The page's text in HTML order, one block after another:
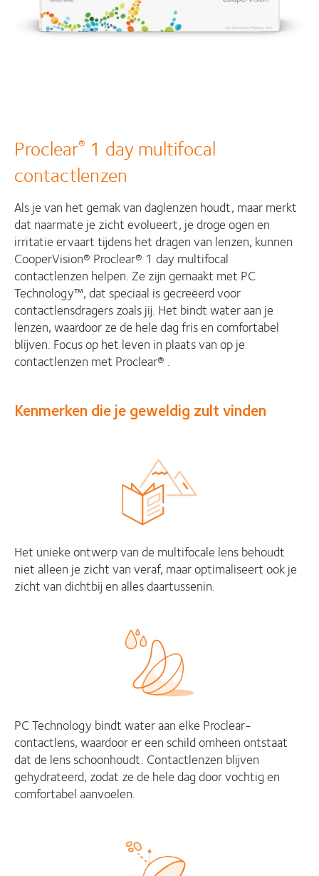
Proclear® 1 day multifocal
contactlenzen
Als je van het gemak van daglenzen houdt, maar merkt
dat naarmate je zicht evolueert, je droge ogen en
irritatie ervaart tijdens het dragen van lenzen, kunnen
CooperVision® Proclear® 1 day multifocal
contactlenzen helpen. Ze zijn gemaakt met PC
Technology™, dat speciaal is gecreëerd voor
contactlensdragers zoals jij. Het bindt water aan je
lenzen, waardoor ze de hele dag fris en comfortabel
blijven. Focus op het leven in plaats van op je
contactlenzen met Proclear® .
Kenmerken die je geweldig zult vinden
Het unieke ontwerp van de multifocale lens behoudt
niet alleen je zicht van veraf, maar optimaliseert ook je
zicht van dichtbij en alles daartussenin.
PC Technology bindt water aan elke Proclear-
contactlens, waardoor er een schild omheen ontstaat
dat de lens schoonhoudt. Contactlenzen blijven
gehydrateerd, zodat ze de hele dag door vochtig en
comfortabel aanvoelen.